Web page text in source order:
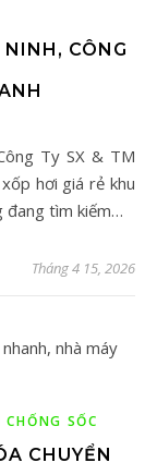
CÔNG
hơi giá rẻ khu
đang tìm kiếm…
Tháng 4 15, 2026
SỐC
CHUYỂN